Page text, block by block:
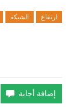
ارتفاع الشبكة